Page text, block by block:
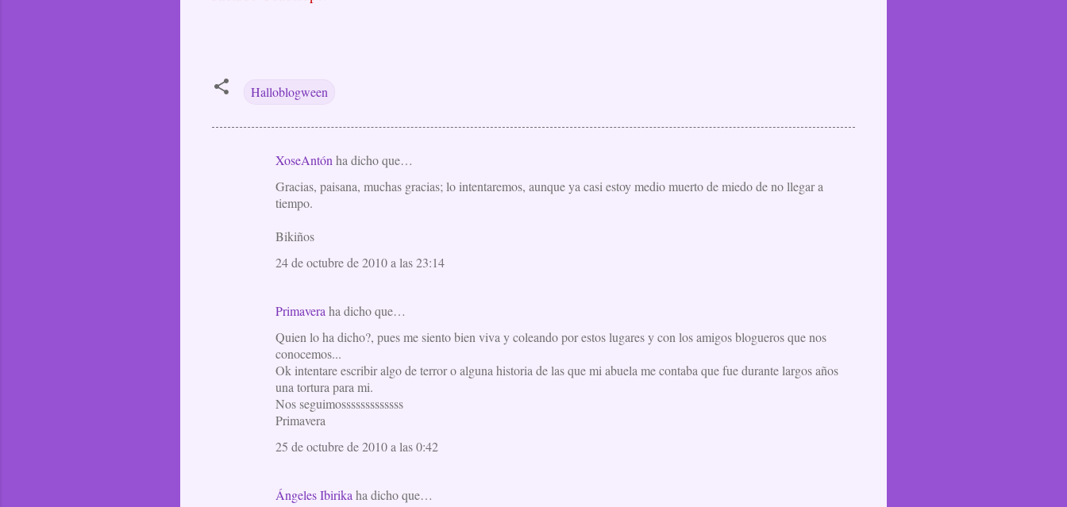
Halloblogween
XoseAntón ha dicho que…
Gracias, paisana, muchas gracias; lo intentaremos, aunque ya casi estoy medio muerto de miedo de no llegar a
tiempo.
Bikiños
24 de octubre de 2010 a las 23:14
Primavera ha dicho que…
Quien lo ha dicho?, pues me siento bien viva y coleando por estos lugares y con los amigos blogueros que nos
conocemos...
Ok intentare escribir algo de terror o alguna historia de las que mi abuela me contaba que fue durante largos años
una tortura para mi.
Nos seguimosssssssssssss
Primavera
25 de octubre de 2010 a las 0:42
Ángeles Ibirika ha dicho que…